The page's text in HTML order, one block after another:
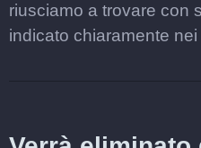
riusciamo a trovare con
indicato chiaramente